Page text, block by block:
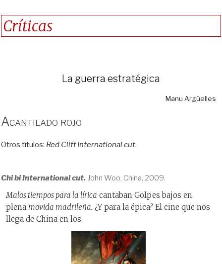
Críticas
La guerra estratégica
Manu Argüelles
Acantilado rojo
Otros títulos: Red Cliff International cut.
Chi bi International cut. John Woo. China, 2009.
Malos tiempos para la lírica cantaban Golpes bajos en
plena movida madrileña. ¿Y para la épica? El cine que nos
llega de China en los